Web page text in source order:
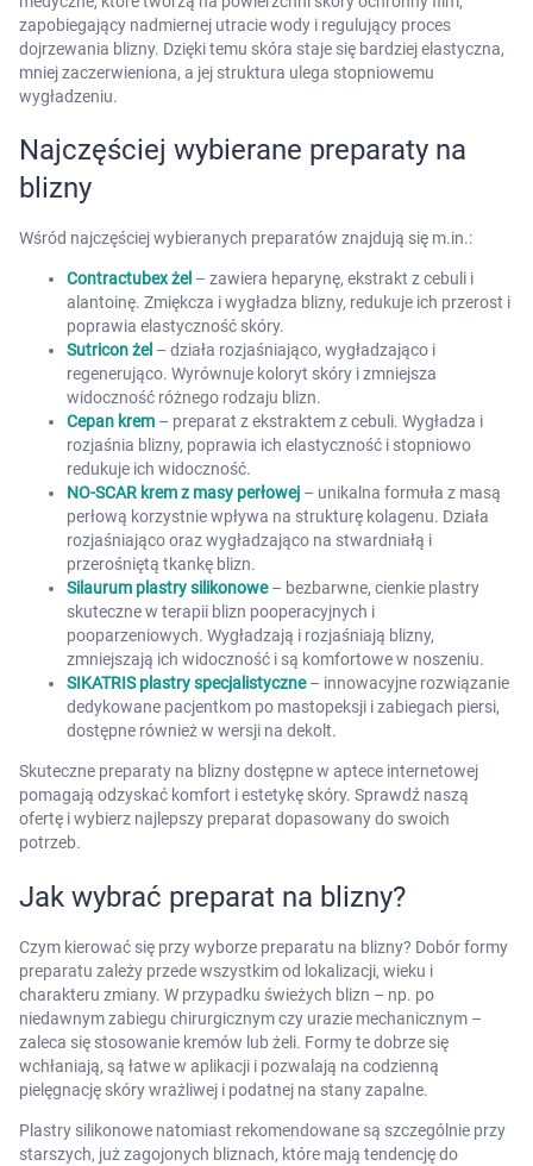
zapobiegający nadmiernej utracie wody i regulujący proces
dojrzewania blizny. Dzięki temu skóra staje się bardziej elastyczna,
mniej zaczerwieniona, a jej struktura ulega stopniowemu
wygładzeniu.
Najczęściej wybierane preparaty na
blizny
Wśród najczęściej wybieranych preparatów znajdują się m.in.:
Contractubex żel – zawiera heparynę, ekstrakt z cebuli i
alantoinę. Zmiękcza i wygładza blizny, redukuje ich przerost i
poprawia elastyczność skóry.
Sutricon żel – działa rozjaśniająco, wygładzająco i
regenerująco. Wyrównuje koloryt skóry i zmniejsza
widoczność różnego rodzaju blizn.
Cepan krem – preparat z ekstraktem z cebuli. Wygładza i
rozjaśnia blizny, poprawia ich elastyczność i stopniowo
redukuje ich widoczność.
NO-SCAR krem z masy perłowej – unikalna formuła z masą
perłową korzystnie wpływa na strukturę kolagenu. Działa
rozjaśniająco oraz wygładzająco na stwardniałą i
przerośniętą tkankę blizn.
Silaurum plastry silikonowe– bezbarwne, cienkie plastry
skuteczne w terapii blizn pooperacyjnych i
pooparzeniowych. Wygładzają i rozjaśniają blizny,
zmniejszają ich widoczność i są komfortowe w noszeniu.
SIKATRIS plastry specjalistyczne– innowacyjne rozwiązanie
dedykowane pacjentkom po mastopeksji i zabiegach piersi,
dostępne również w wersji na dekolt.
Skuteczne preparaty na blizny dostępne w aptece internetowej
pomagają odzyskać komfort i estetykę skóry. Sprawdź naszą
ofertę i wybierz najlepszy preparat dopasowany do swoich
potrzeb.
Jak wybrać preparat na blizny?
Czym kierować się przy wyborze preparatu na blizny? Dobór formy
preparatu zależy przede wszystkim od lokalizacji, wieku i
charakteru zmiany. W przypadku świeżych blizn – np. po
niedawnym zabiegu chirurgicznym czy urazie mechanicznym –
zaleca się stosowanie kremów lub żeli. Formy te dobrze się
wchłaniają, są łatwe w aplikacji i pozwalają na codzienną
pielęgnację skóry wrażliwej i podatnej na stany zapalne.
Plastry silikonowe natomiast rekomendowane są szczególnie przy
starszych, już zagojonych bliznach, które mają tendencję do